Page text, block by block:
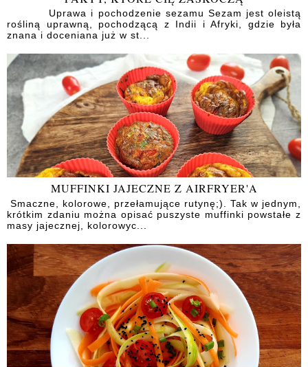
Uprawa i pochodzenie sezamu Sezam jest oleistą
rośliną uprawną, pochodzącą z Indii i Afryki, gdzie była
znana i doceniana już w st...
MUFFINKI JAJECZNE Z AIRFRYER'A
Smaczne, kolorowe, przełamujące rutynę;). Tak w jednym,
krótkim zdaniu można opisać puszyste muffinki powstałe z
masy jajecznej, kolorowyc...